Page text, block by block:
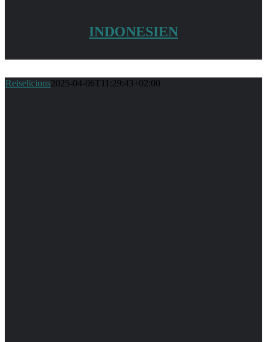
INDONESIEN
Reiselicious2025-04-06T11:29:43+02:00